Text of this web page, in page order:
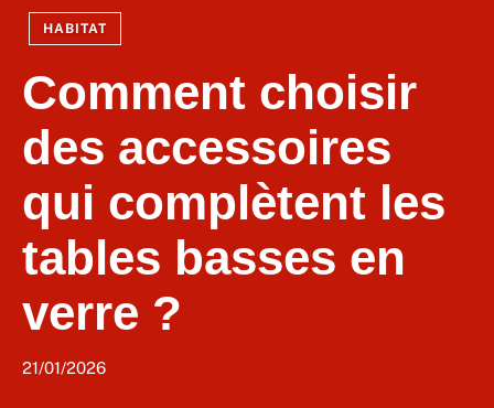
HABITAT
Comment choisir
des accessoires
qui complètent les
tables basses en
verre ?
21/01/2026